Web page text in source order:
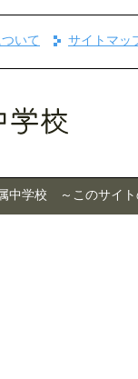
いて サイトマッ
中学校 ～このサイト